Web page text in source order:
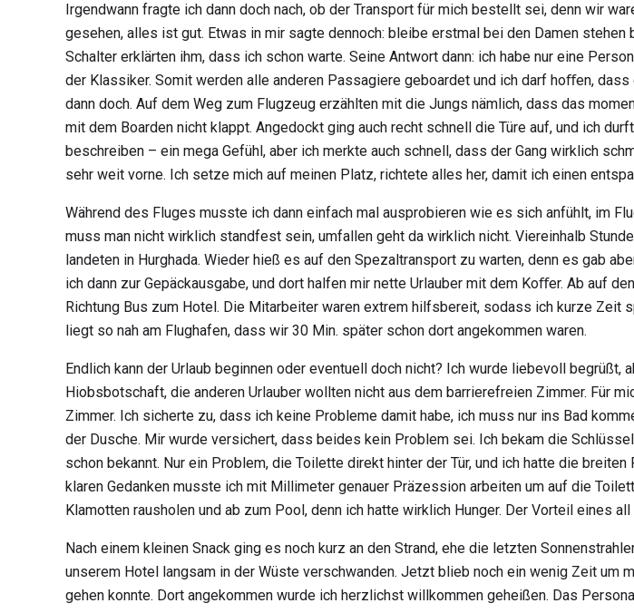
Irgendwann fragte ich dann doch nach, ob der Transport für mich bestellt sei, denn wir
gesehen, alles ist gut. Etwas in mir sagte dennoch: bleibe erstmal bei den Damen
Schalter erklärten ihm, dass ich schon warte. Seine Antwort dann: ich habe nur eine
der Klassiker. Somit werden alle anderen Passagiere geboardet und ich darf hoﬀen,
dann doch. Auf dem Weg zum Flugzeug erzählten mit die Jungs nämlich, dass das
mit dem Boarden nicht klappt. Angedockt ging auch recht schnell die Türe auf, und ich
beschreiben – ein mega Gefühl, aber ich merkte auch schnell, dass der Gang wirklich
sehr weit vorne. Ich setze mich auf meinen Platz, richtete alles her, damit ich einen
Während des Fluges musste ich dann einfach mal ausprobieren wie es sich anfühlt, im
muss man nicht wirklich standfest sein, umfallen geht da wirklich nicht. Viereinhalb
landeten in Hurghada. Wieder hieß es auf den Spezaltransport zu warten, denn es gab
ich dann zur Gepäckausgabe, und dort halfen mir nette Urlauber mit dem Koﬀer. Ab auf
Richtung Bus zum Hotel. Die Mitarbeiter waren extrem hilfsbereit, sodass ich kurze Zeit
liegt so nah am Flughafen, dass wir 30 Min. später schon dort angekommen waren.
Endlich kann der Urlaub beginnen oder eventuell doch nicht? Ich wurde liebevoll begrüßt,
Hiobsbotschaft, die anderen Urlauber wollten nicht aus dem barrierefreien Zimmer. Für
Zimmer. Ich sicherte zu, dass ich keine Probleme damit habe, ich muss nur ins Bad
der Dusche. Mir wurde versichert, dass beides kein Problem sei. Ich bekam die
schon bekannt. Nur ein Problem, die Toilette direkt hinter der Tür, und ich hatte die
klaren Gedanken musste ich mit Millimeter genauer Präzession arbeiten um auf die
Klamotten rausholen und ab zum Pool, denn ich hatte wirklich Hunger. Der Vorteil eines
Nach einem kleinen Snack ging es noch kurz an den Strand, ehe die letzten
unserem Hotel langsam in der Wüste verschwanden. Jetzt blieb noch ein wenig Zeit um
gehen konnte. Dort angekommen wurde ich herzlichst willkommen geheißen. Das